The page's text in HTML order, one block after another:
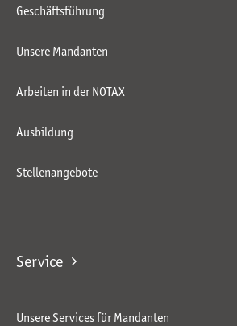
Geschäftsführung
Unsere Mandanten
Arbeiten in der NOTAX
Ausbildung
Stellenangebote
Service
Unsere Services für Mandanten